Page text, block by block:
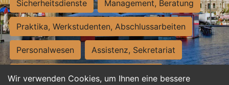
Wir verwenden Cookies, um Ihnen eine bessere
Sicherheitsdienste Management, Beratung
Praktika, Werkstudenten, Abschlussarbeiten
Personalwesen Assistenz, Sekretariat
Hilfskräfte, Aushilfs- und Nebenjobs